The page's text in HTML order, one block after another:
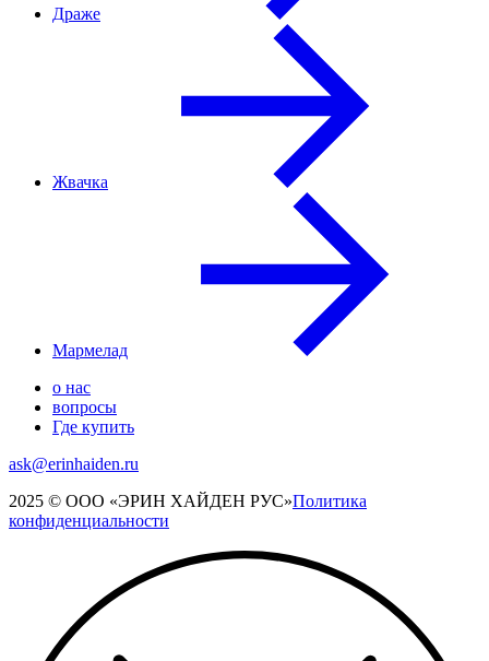
Драже
Жвачка
Мармелад
о нас
вопросы
Где купить
ask@erinhaiden.ru
2025 © ООО «ЭРИН ХАЙДЕН РУС»Политика
конфиденциальности